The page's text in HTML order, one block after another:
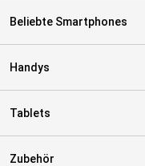
Beliebte Smartphones
Handys
Tablets
Zubehör